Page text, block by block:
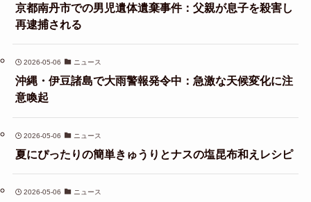
京都南丹市での男児遺体遺棄事件：父親が息子を殺害し
再逮捕される
2026-05-06 ニュース
沖縄・伊豆諸島で大雨警報発令中：急激な天候変化に注
意喚起
2026-05-06 ニュース
夏にぴったりの簡単きゅうりとナスの塩昆布和えレシピ
2026-05-06 ニュース